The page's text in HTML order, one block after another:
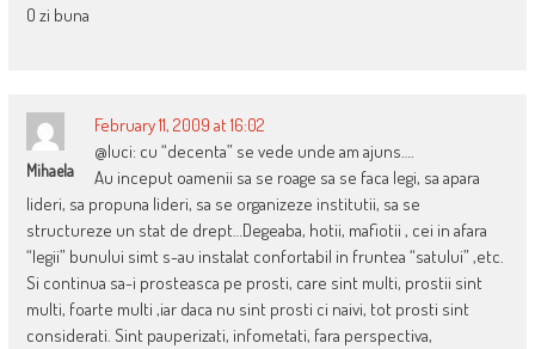
O zi buna
Mihaela
February 11, 2009 at 16:02
@luci: cu “decenta” se vede unde am ajuns….
Au inceput oamenii sa se roage sa se faca legi, sa apara
lideri, sa propuna lideri, sa se organizeze institutii, sa se
structureze un stat de drept…Degeaba, hotii, mafiotii , cei in afara
“legii” bunului simt s-au instalat confortabil in fruntea “satului” ,etc.
Si continua sa-i prosteasca pe prosti, care sint multi, prostii sint
multi, foarte multi ,iar daca nu sint prosti ci naivi, tot prosti sint
considerati. Sint pauperizati, infometati, fara perspectiva,